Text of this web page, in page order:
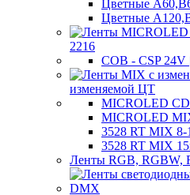
Цветные
Цветные
2216
COB - CSP 24V
изменяемой ЦТ
MICROLED
MICROLED
3528 RT MIX 8-
3528 RT MIX
Ленты RGB, RGBW,